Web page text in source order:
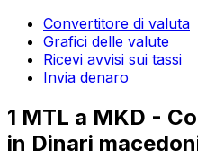
Convertitore di valuta
Grafici delle valute
Ricevi avvisi sui tassi
Invia denaro
1 MTL a MKD -
in Dinari